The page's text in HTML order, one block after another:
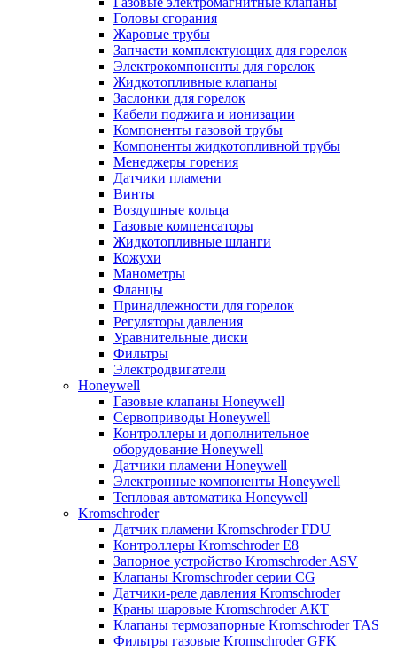
Головы сгорания
Жаровые трубы
Запчасти комплектующих для горелок
Электрокомпоненты для горелок
Жидкотопливные клапаны
Заслонки для горелок
Кабели поджига и ионизации
Компоненты газовой трубы
Компоненты жидкотопливной трубы
Менеджеры горения
Датчики пламени
Винты
Воздушные кольца
Газовые компенсаторы
Жидкотопливные шланги
Кожухи
Манометры
Фланцы
Принадлежности для горелок
Регуляторы давления
Уравнительные диски
Фильтры
Электродвигатели
Honeywell
Газовые клапаны Honeywell
Сервоприводы Honeywell
Контроллеры и дополнительное
оборудование Honeywell
Датчики пламени Honeywell
Электронные компоненты Honeywell
Тепловая автоматика Honeywell
Kromschroder
Датчик пламени Kromschroder FDU
Контроллеры Kromschroder E8
Запорное устройство Kromschroder ASV
Клапаны Kromschroder серии CG
Датчики-реле давления Kromschroder
Краны шаровые Kromschroder АКТ
Клапаны термозапорные Kromschroder TAS
Фильтры газовые Kromschroder GFK